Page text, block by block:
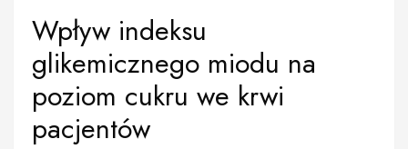
Wpływ indeksu
glikemicznego miodu na
poziom cukru we krwi
pacjentów